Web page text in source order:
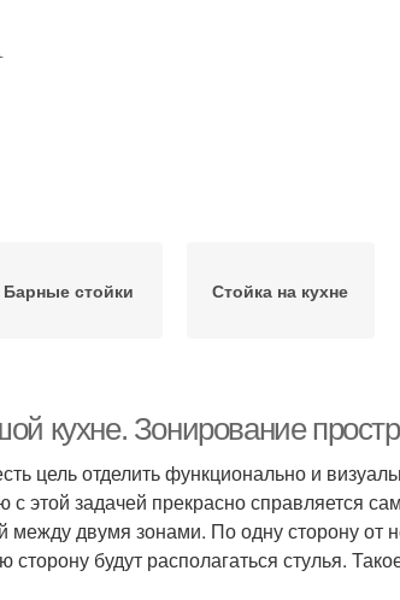
Барные стойки Стойка на кухне
кухне. Зонирование
цель отделить функционально и
этой задачей прекрасно справляется
между двумя зонами. По одну сторону от
будут располагаться стулья.